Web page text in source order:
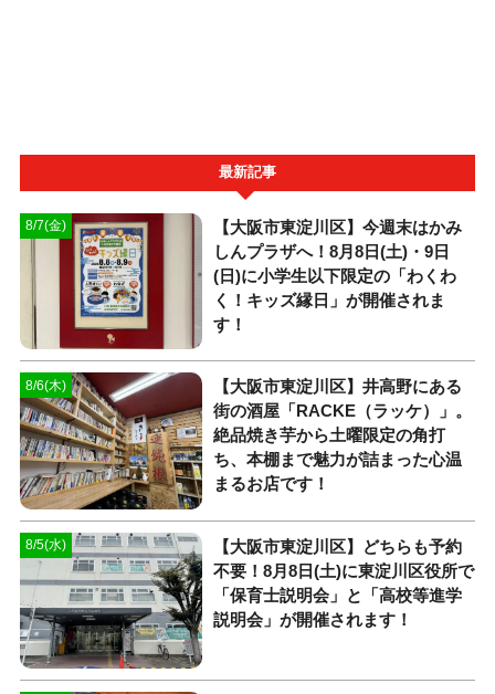
最新記事
8/7(金)
【大阪市東淀川区】今週末はかみ
しんプラザへ！8月8日(土)・9日
(日)に小学生以下限定の「わくわ
く！キッズ縁日」が開催されま
す！
8/6(木)
【大阪市東淀川区】井高野にある
街の酒屋「RACKE（ラッケ）」。
絶品焼き芋から土曜限定の角打
ち、本棚まで魅力が詰まった心温
まるお店です！
8/5(水)
【大阪市東淀川区】どちらも予約
不要！8月8日(土)に東淀川区役所で
「保育士説明会」と「高校等進学
説明会」が開催されます！